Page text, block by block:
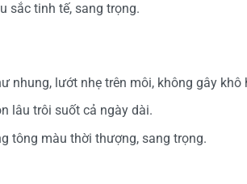
sắc tinh tế, sang trọng.
nhung, lướt nhẹ trên môi, không gây khô
lâu trôi suốt cả ngày dài.
tông màu thời thượng, sang trọng.